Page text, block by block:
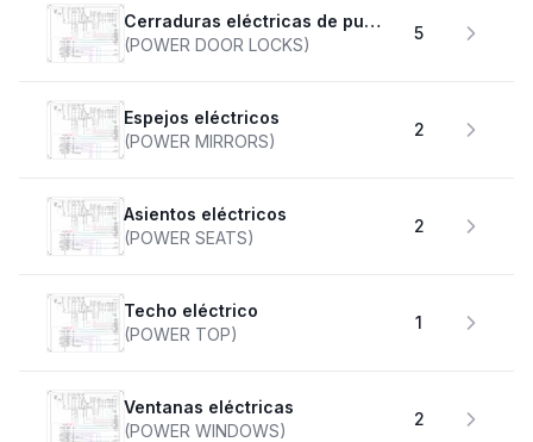
Cerraduras eléctricas de puertas
(POWER DOOR LOCKS)
5
Espejos eléctricos
(POWER MIRRORS)
2
Asientos eléctricos
(POWER SEATS)
2
Techo eléctrico
(POWER TOP)
1
Ventanas eléctricas
(POWER WINDOWS)
2